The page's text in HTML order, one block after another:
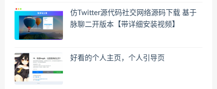
仿Twitter源代码社交网络源码下载 基于
脉聊二开版本【带详细安装视频】
好看的个人主页，个人引导页